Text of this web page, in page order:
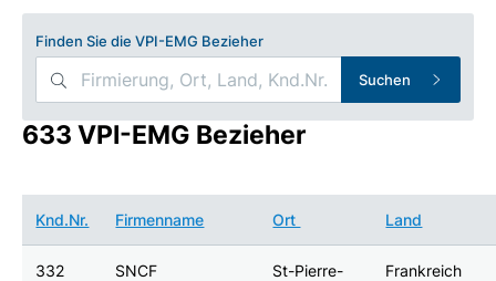
Finden Sie die VPI-EMG Bezieher
Suchen
633 VPI-EMG Bezieher
Knd.Nr. Firmenname Ort Land
332
SNCF
St-Pierre-
Frankreich